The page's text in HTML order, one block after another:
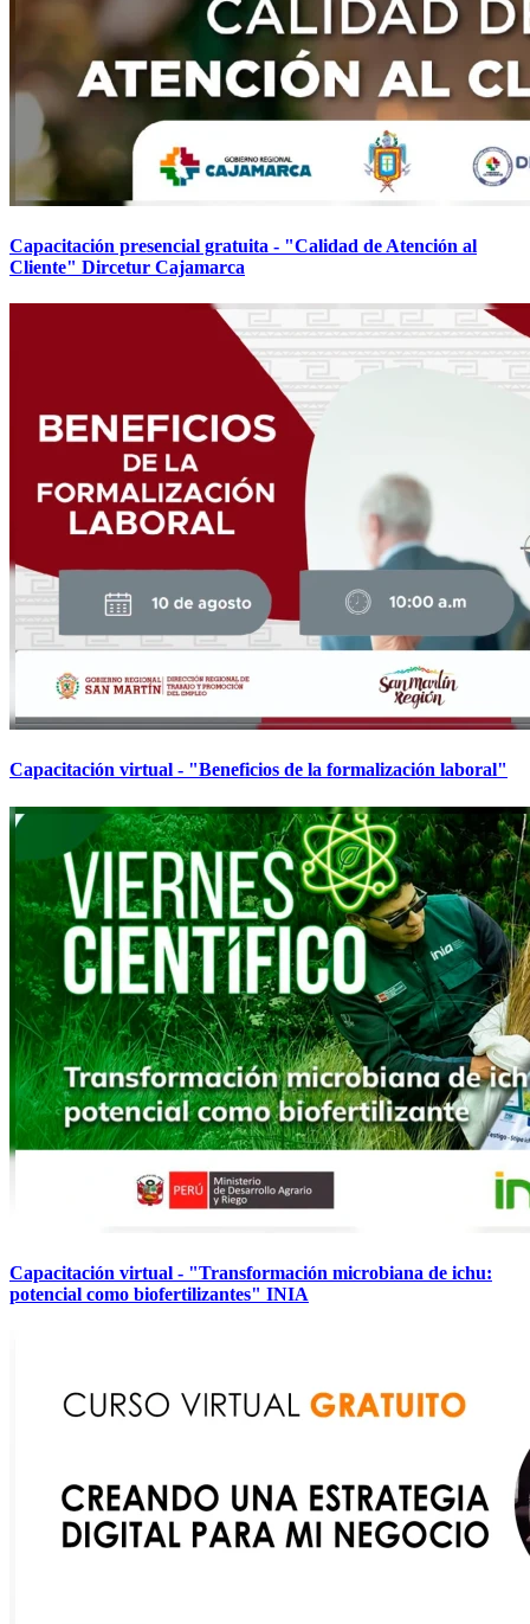
Capacitación presencial gratuita - "Calidad de Atención al
Cliente" Dircetur Cajamarca
Capacitación virtual - "Beneficios de la formalización laboral"
Capacitación virtual - "Transformación microbiana de ichu:
potencial como biofertilizantes" INIA